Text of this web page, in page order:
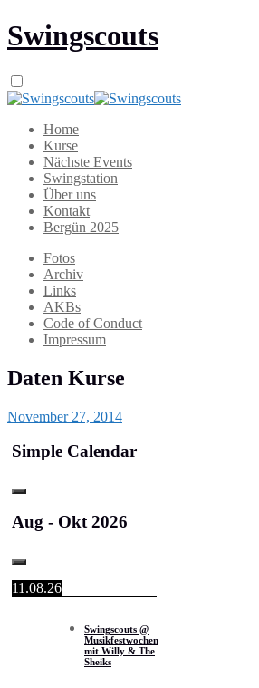
Swingscouts
Home
Kurse
Nächste Events
Swingstation
Über uns
Kontakt
Bergün 2025
Fotos
Archiv
Links
AKBs
Code of Conduct
Impressum
Daten Kurse
November 27, 2014
Simple Calendar
Aug - Okt 2026
11.08.26
Swingscouts @
Musikfestwochen
mit Willy & The
Sheiks